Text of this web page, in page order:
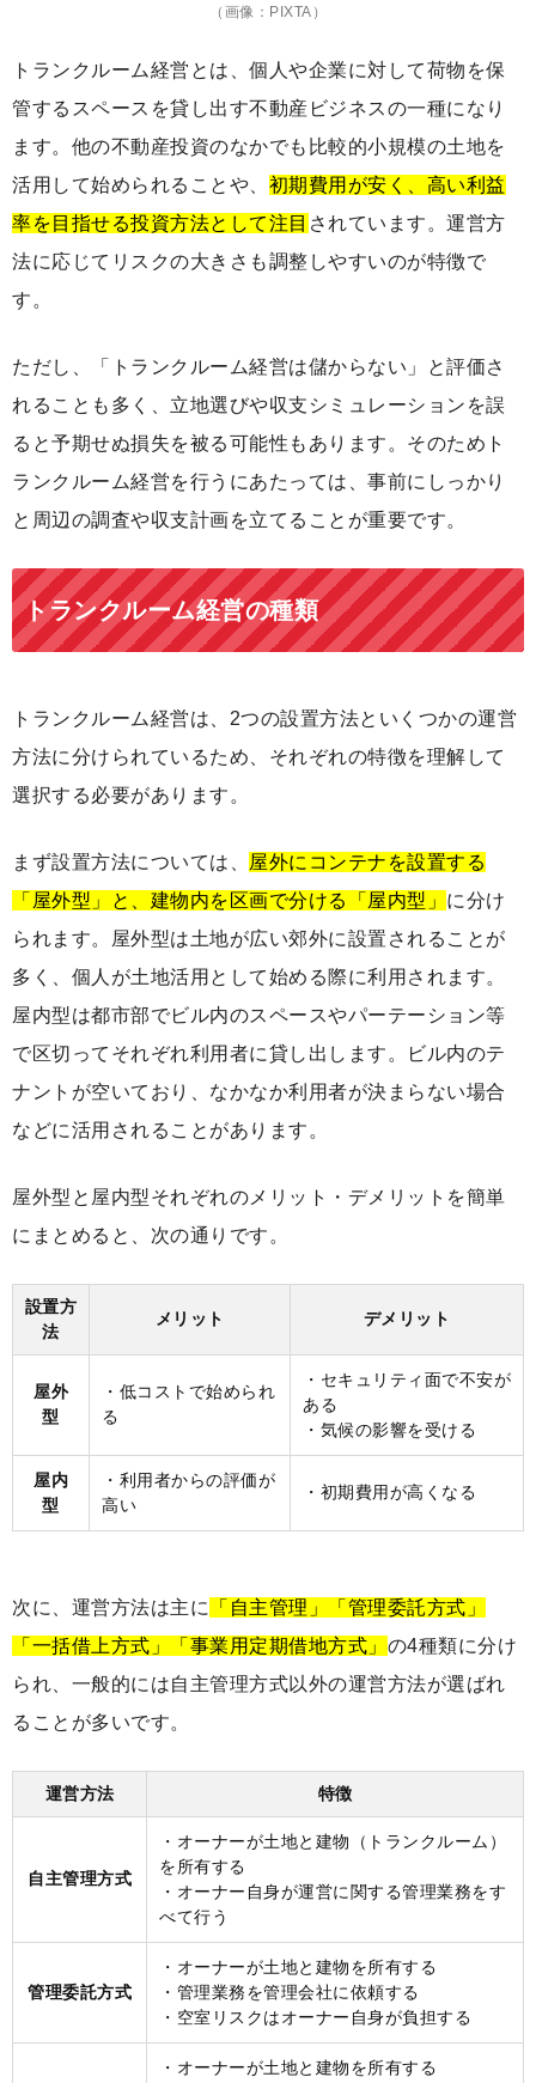
（画像：PIXTA）
トランクルーム経営とは、個人や企業に対して荷物を保
管するスペースを貸し出す不動産ビジネスの一種になり
ます。他の不動産投資のなかでも比較的小規模の土地を
活用して始められることや、 初期費用が安く、高い利益
率を目指せる投資方法として注目 されています。運営方
法に応じてリスクの大きさも調整しやすいのが特徴で
す。
ただし、「トランクルーム経営は儲からない」と評価さ
れることも多く、立地選びや収支シミュレーションを誤
ると予期せぬ損失を被る可能性もあります。そのためト
ランクルーム経営を行うにあたっては、事前にしっかり
と周辺の調査や収支計画を立てることが重要です。
トランクルーム経営の種類
トランクルーム経営は、2つの設置方法といくつかの運営
方法に分けられているため、それぞれの特徴を理解して
選択する必要があります。
まず設置方法については、
屋外にコンテナを設置する
「屋外型」と、建物内を区画で分ける「屋内型」 に分け
られます。屋外型は土地が広い郊外に設置されることが
多く、個人が土地活用として始める際に利用されます。
屋内型は都市部でビル内のスペースやパーテーション等
で区切ってそれぞれ利用者に貸し出します。ビル内のテ
ナントが空いており、なかなか利用者が決まらない場合
などに活用されることがあります。
屋外型と屋内型それぞれのメリット・デメリットを簡単
にまとめると、次の通りです。
設置方
法
メリット デメリット
屋外
型
・低コストで始められ
る
・セキュリティ面で不安が
ある
・気候の影響を受ける
屋内
型
・利用者からの評価が
高い
・初期費用が高くなる
次に、運営方法は主に
「自主管理」「管理委託方式」
「一括借上方式」「事業用定期借地方式」 の4種類に分け
られ、一般的には自主管理方式以外の運営方法が選ばれ
ることが多いです。
運営方法 特徴
自主管理方式
・オーナーが土地と建物（トランクルーム）
を所有する
・オーナー自身が運営に関する管理業務をす
べて行う
管理委託方式
・オーナーが土地と建物を所有する
・管理業務を管理会社に依頼する
・空室リスクはオーナー自身が負担する
・オーナーが土地と建物を所有する